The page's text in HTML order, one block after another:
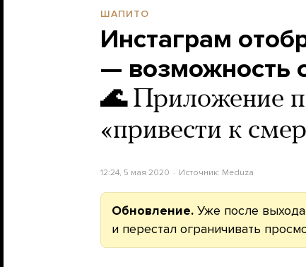
ШАПИТО
Инстаграм
— возможность
🌊 Приложение
«привести к
12:24, 5 мая 2020 Источник: Meduza
Обновление. Уже после
и перестал ограничивать